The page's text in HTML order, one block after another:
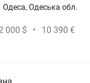
Одеса, Одеська обл.
000 $ • 10 390 €